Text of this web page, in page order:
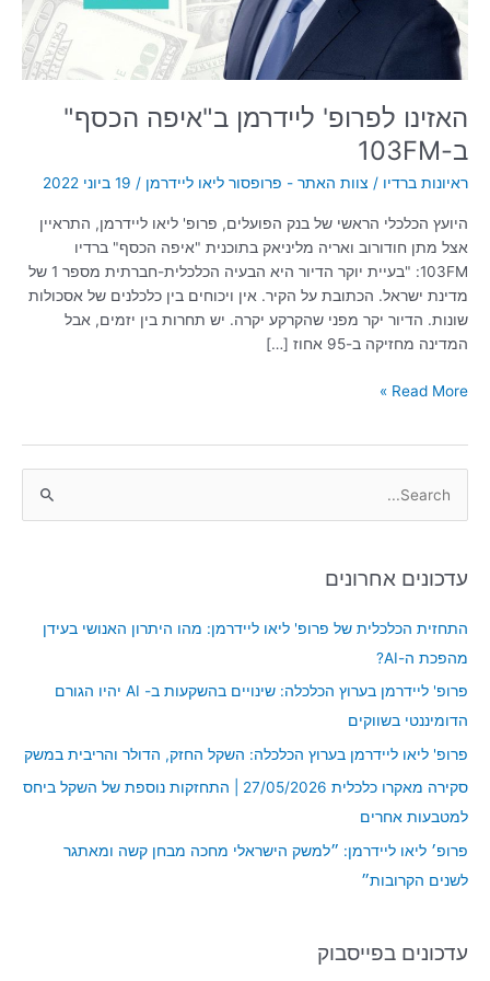
האזינו לפרופ' ליידרמן ב"איפה הכסף"
ב-103FM
ראיונות ברדיו / צוות האתר - פרופסור ליאו ליידרמן / 19 ביוני 2022
היועץ הכלכלי הראשי של בנק הפועלים, פרופ' ליאו ליידרמן, התראיין
אצל מתן חודורוב ואריה מליניאק בתוכנית "איפה הכסף" ברדיו
103FM: "בעיית יוקר הדיור היא הבעיה הכלכלית-חברתית מספר 1 של
מדינת ישראל. הכתובת על הקיר. אין ויכוחים בין כלכלנים של אסכולות
שונות. הדיור יקר מפני שהקרקע יקרה. יש תחרות בין יזמים, אבל
המדינה מחזיקה ב-95 אחוז […]
Read More »
r
:
עדכונים אחרונים
התחזית הכלכלית של פרופ' ליאו ליידרמן: מהו היתרון האנושי בעידן
מהפכת ה-AI?
פרופ' ליידרמן בערוץ הכלכלה: שינויים בהשקעות ב- AI יהיו הגורם
הדומיננטי בשווקים
פרופ' ליאו ליידרמן בערוץ הכלכלה: השקל החזק, הדולר והריבית במשק
סקירה מאקרו כלכלית 27/05/2026 | התחזקות נוספת של השקל ביחס
למטבעות אחרים
פרופ׳ ליאו ליידרמן: ״למשק הישראלי מחכה מבחן קשה ומאתגר
לשנים הקרובות״
עדכונים בפייסבוק